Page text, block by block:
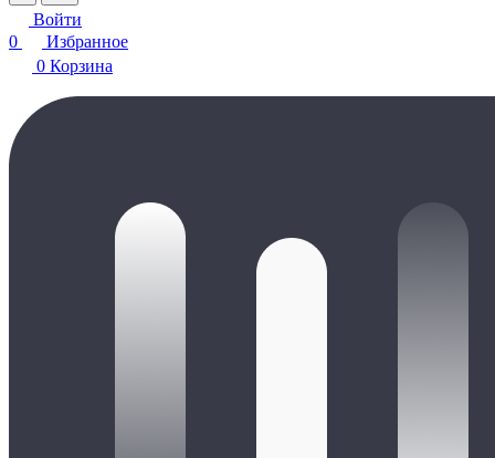
Войти
0
Избранное
0 Корзина